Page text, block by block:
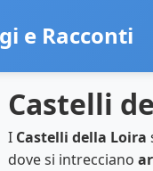
e Racconti
Castelli
I Castelli della Loira
dove si intrecciano